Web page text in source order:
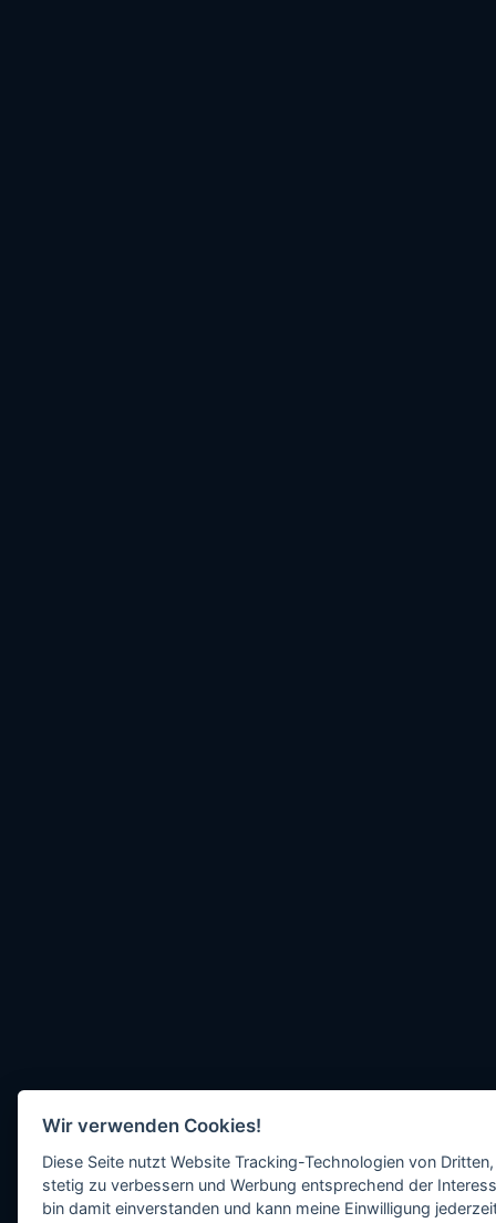
Wir verwenden Cookies!
Diese Seite nutzt Website Tracking-Technologien von
stetig zu verbessern und Werbung entsprechend der
bin damit einverstanden und kann meine Einwilligung